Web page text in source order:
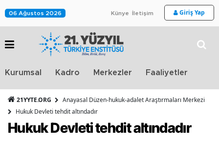
06 Ağustos 2026 Künye İletişim Giriş Yap
Kurumsal Kadro Merkezler Faaliyetler
21YYTE.ORG
Anayasal Düzen-hukuk-adalet Araştırmaları Merkezi
Hukuk Devleti tehdit altındadır
Hukuk Devleti tehdit altındadır